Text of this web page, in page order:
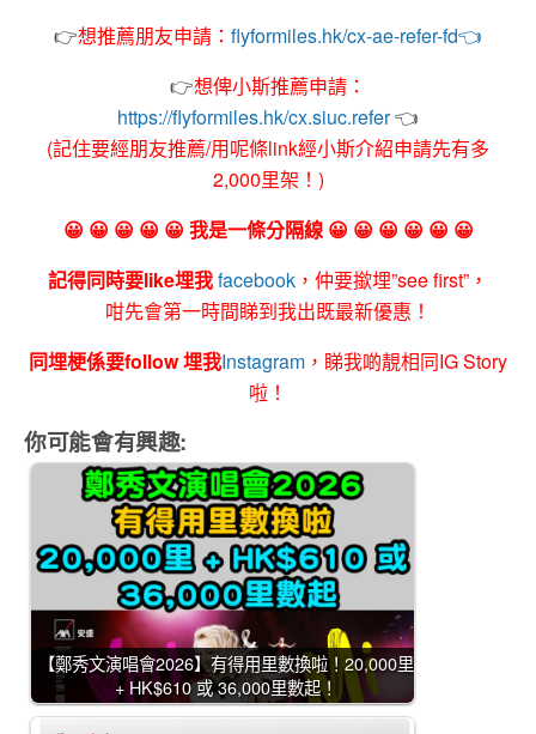
👉想推薦朋友申請： flyformiles.hk/cx-ae-refer-fd👈
👉想俾小斯推薦申請：
https://flyformiles.hk/cx.siuc.refer👈
(記住要經朋友推薦/用呢條link經小斯介紹申請先有多
2,000里架！)
😀 😀 😀 😀 😀 我是一條分隔線 😀 😀 😀 😀 😀 😀
記得同時要like埋我facebook ，仲要撳埋”see first”，
咁先會第一時間睇到我出既最新優惠！
同埋梗係要follow 埋我Instagram ，睇我啲靚相同IG Story
啦！
你可能會有興趣:
【鄭秀文演唱會2026】有得用里數換啦！20,000里
+ HK$610 或 36,000里數起！